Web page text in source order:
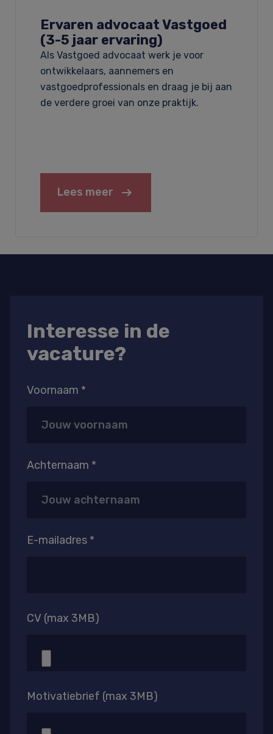
Ervaren advocaat Vastgoed
(3-5 jaar ervaring)
Als Vastgoed advocaat werk je voor
ontwikkelaars, aannemers en
vastgoedprofessionals en draag je bij aan
de verdere groei van onze praktijk.
Lees meer
Interesse in de
vacature?
Voornaam *
Achternaam *
E-mailadres *
CV (max 3MB)
Motivatiebrief (max 3MB)